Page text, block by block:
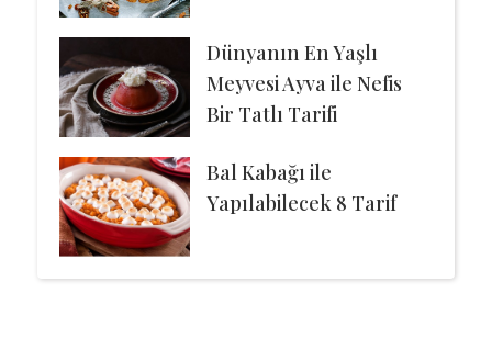
Dünyanın En Yaşlı
Meyvesi Ayva ile Nefis
Bir Tatlı Tarifi
Bal Kabağı ile
Yapılabilecek 8 Tarif